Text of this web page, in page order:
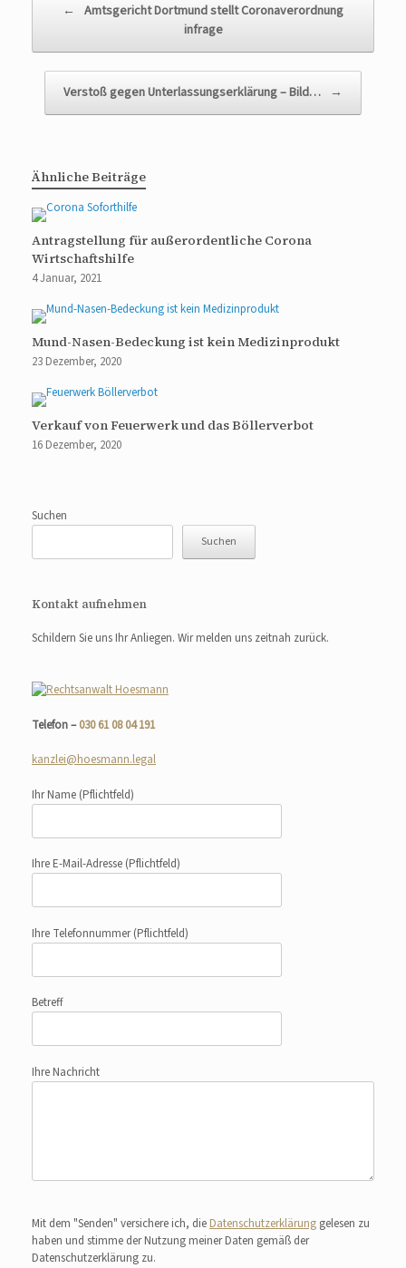
← Amtsgericht Dortmund stellt Coronaverordnung
infrage
Verstoß gegen Unterlassungserklärung – Bild… →
Ähnliche Beiträge
Antragstellung für außerordentliche Corona
Wirtschaftshilfe
4 Januar, 2021
Mund-Nasen-Bedeckung ist kein Medizinprodukt
23 Dezember, 2020
Verkauf von Feuerwerk und das Böllerverbot
16 Dezember, 2020
Suchen
Suchen
Kontakt aufnehmen
Schildern Sie uns Ihr Anliegen. Wir melden uns zeitnah zurück.
Telefon –030 61 08 04 191
kanzlei@hoesmann.legal
Ihr Name (Pflichtfeld)
Ihre E-Mail-Adresse (Pflichtfeld)
Ihre Telefonnummer(Pflichtfeld)
Betreff
Ihre Nachricht
Mit dem "Senden" versichere ich, die Datenschutzerklärung gelesen zu
haben und stimme der Nutzung meiner Daten gemäß der
Datenschutzerklärung zu.